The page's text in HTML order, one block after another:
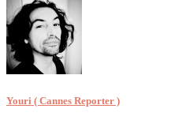
Youri ( Cannes Reporter )